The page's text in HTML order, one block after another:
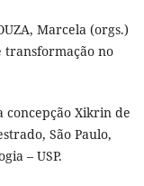
Marcela (orgs.)
transformação no
concepção Xikrin de
São Paulo,
– USP.